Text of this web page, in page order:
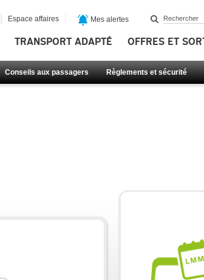
TRANSPORT ADAPTÉ OFFRES ET
Conseils aux passagers Règlements et sécurité
Espace affaires Mes alertes